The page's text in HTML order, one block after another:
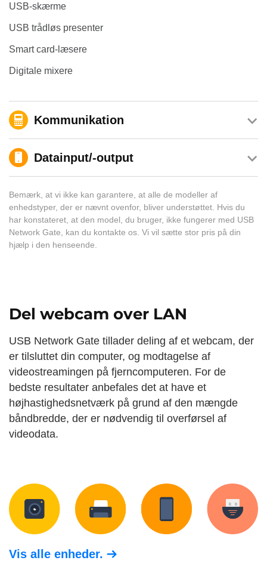
USB-skærme
USB trådløs presenter
Smart card-læsere
Digitale mixere
Kommunikation
Datainput/-output
Bemærk, at vi ikke kan garantere, at alle de modeller af
enhedstyper, der er nævnt ovenfor, bliver understøttet. Hvis du
har konstateret, at den model, du bruger, ikke fungerer med USB
Network Gate, kan du kontakte os. Vi vil sætte stor pris på din
hjælp i den henseende.
Del webcam over LAN
USB Network Gate tillader deling af et webcam, der
er tilsluttet din computer, og modtagelse af
videostreamingen på fjerncomputeren. For de
bedste resultater anbefales det at have et
højhastighedsnetværk på grund af den mængde
båndbredde, der er nødvendig til overførsel af
videodata.
Vis alle enheder.